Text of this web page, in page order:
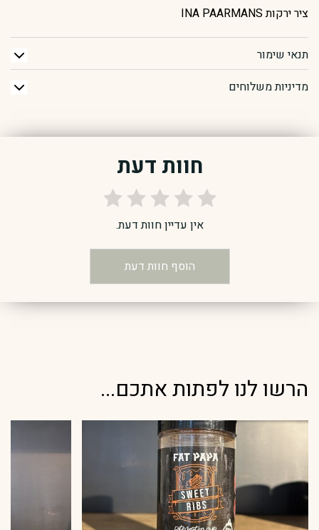
ציר ירקות INA PAARMANS
תנאי שימור
מדיניות משלוחים
חוות דעת
אין עדיין חוות דעת.
הוסף חוות דעת
הרשו לנו לפתות אתכם...